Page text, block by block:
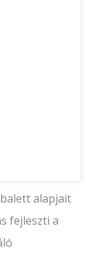
alapjait
fejleszti a